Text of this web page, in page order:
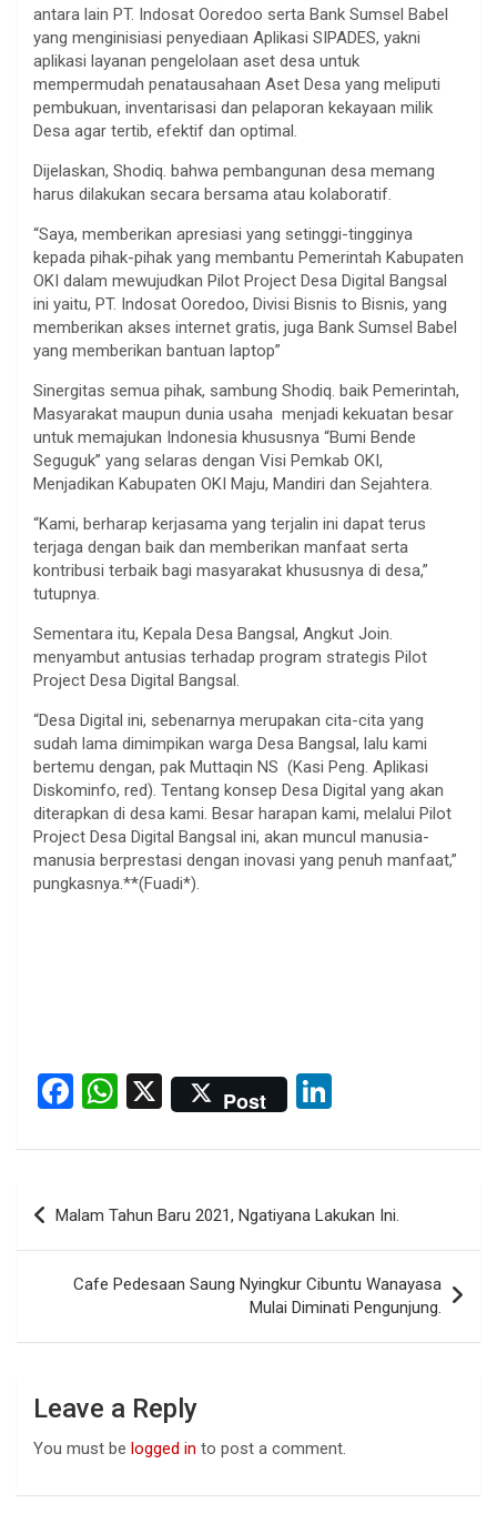
antara lain PT. Indosat Ooredoo serta Bank Sumsel Babel
yang menginisiasi penyediaan Aplikasi SIPADES, yakni
aplikasi layanan pengelolaan aset desa untuk
mempermudah penatausahaan Aset Desa yang meliputi
pembukuan, inventarisasi dan pelaporan kekayaan milik
Desa agar tertib, efektif dan optimal.
Dijelaskan, Shodiq. bahwa pembangunan desa memang
harus dilakukan secara bersama atau kolaboratif.
“Saya, memberikan apresiasi yang setinggi-tingginya
kepada pihak-pihak yang membantu Pemerintah Kabupaten
OKI dalam mewujudkan Pilot Project Desa Digital Bangsal
ini yaitu, PT. Indosat Ooredoo, Divisi Bisnis to Bisnis, yang
memberikan akses internet gratis, juga Bank Sumsel Babel
yang memberikan bantuan laptop”
Sinergitas semua pihak, sambung Shodiq. baik Pemerintah,
Masyarakat maupun dunia usaha menjadi kekuatan besar
untuk memajukan Indonesia khususnya “Bumi Bende
Seguguk” yang selaras dengan Visi Pemkab OKI,
Menjadikan Kabupaten OKI Maju, Mandiri dan Sejahtera.
“Kami, berharap kerjasama yang terjalin ini dapat terus
terjaga dengan baik dan memberikan manfaat serta
kontribusi terbaik bagi masyarakat khususnya di desa,”
tutupnya.
Sementara itu, Kepala Desa Bangsal, Angkut Join.
menyambut antusias terhadap program strategis Pilot
Project Desa Digital Bangsal.
“Desa Digital ini, sebenarnya merupakan cita-cita yang
sudah lama dimimpikan warga Desa Bangsal, lalu kami
bertemu dengan, pak Muttaqin NS (Kasi Peng. Aplikasi
Diskominfo, red). Tentang konsep Desa Digital yang akan
diterapkan di desa kami. Besar harapan kami, melalui Pilot
Project Desa Digital Bangsal ini, akan muncul manusia-
manusia berprestasi dengan inovasi yang penuh manfaat,”
pungkasnya.**(Fuadi*).
F
ce
b
o
o
W
at
s
A
p
X Post
ke
dI
n
Post
navigation
Malam Tahun Baru 2021, Ngatiyana Lakukan Ini.
Cafe Pedesaan Saung Nyingkur Cibuntu Wanayasa
Mulai Diminati Pengunjung.
Leave a Reply
You must be logged in to post a comment.